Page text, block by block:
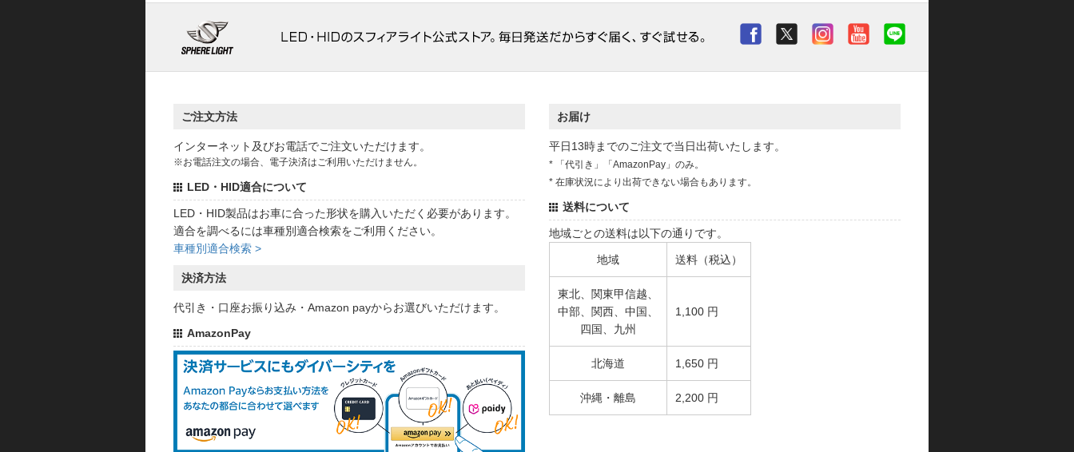
ご注文方法
インターネット及びお電話でご注文いただけます。
※お電話注文の場合、電子決済はご利用いただけません。
LED・HID適合について
LED・HID製品はお車に合った形状を購入いただく必要があります。
適合を調べるには車種別適合検索をご利用ください。
車種別適合検索 >
決済方法
代引き・口座お振り込み・Amazon payからお選びいただけます。
AmazonPay
お届け
平日13時までのご注文で当日出荷いたします。
* 「代引き」「AmazonPay」のみ。
* 在庫状況により出荷できない場合もあります。
送料について
地域ごとの送料は以下の通りです。
地域 送料（税込）
東北、関東甲信越、
中部、関西、中国、
四国、九州
1,100 円
北海道 1,650 円
沖縄・離島 2,200 円